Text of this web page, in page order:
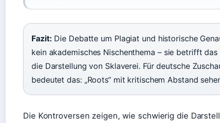
Fazit: Die Debatte um Plagiat und historische
kein akademisches Nischenthema – sie betrifft
die Darstellung von Sklaverei. Für deutsche
bedeutet das: „Roots“ mit kritischem Abstand
Die Kontroversen zeigen, wie schwierig die